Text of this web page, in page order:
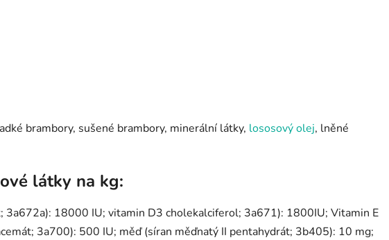
brambory, sušené brambory, minerální látky, lososový olej, lněné
látky na kg:
3a672a): 18000 IU; vitamin D3 cholekalciferol; 3a671): 1800IU; Vitamin E
3a700): 500 IU; měď (síran měďnatý II pentahydrát; 3b405): 10 mg;